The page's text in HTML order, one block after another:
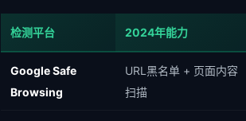
检测平台 2024年能力
Google Safe
Browsing
URL黑名单 + 页面内容
扫描